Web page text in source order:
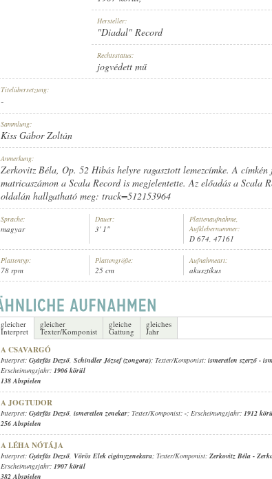
INTERPRET:
"DIADAL" RECORD
D 674
Hersteller:
"Diadal" Record
Rechtsstatus:
jogvédett mű
Titelübersetzung:
-
Sammlung:
Kiss Gábor Zoltán
Anmerkung:
Zerkovitz Béla, Op. 52 Hibás helyre ragasztott lemezcímke. A címkén
matricaszámon a Scala Record is megjelentette. Az előadás a Scala
oldalán hallgatható meg: track=512153964
Sprache:
magyar
Dauer:
3' 1"
Plattenaufnahme,
Aufklebernummer:
D 674, 47161
Plattentyp:
78 rpm
Plattengröße:
25 cm
Aufnahmeart:
akusztikus
gleicher
Interpret
gleicher
Texter/Komponist
gleiche
Gattung
gleiches
Jahr
A CSAVARGÓ
Interpret: Gyárfás Dezső, Schindler József (zongora); Texter/Komponist: ismeretlen szerző-
Erscheinungsjahr: 1906 körül
138 Abspielen
A JOGTUDOR
Interpret: Gyárfás Dezső, ismeretlen zenekar; Texter/Komponist: -; Erscheinungsjahr: 1912
256 Abspielen
A LÉHA NÓTÁJA
Interpret: Gyárfás Dezső, Vörös Elek cigányzenekara; Texter/Komponist: Zerkovitz Béla -
Erscheinungsjahr: 1907 körül
382 Abspielen